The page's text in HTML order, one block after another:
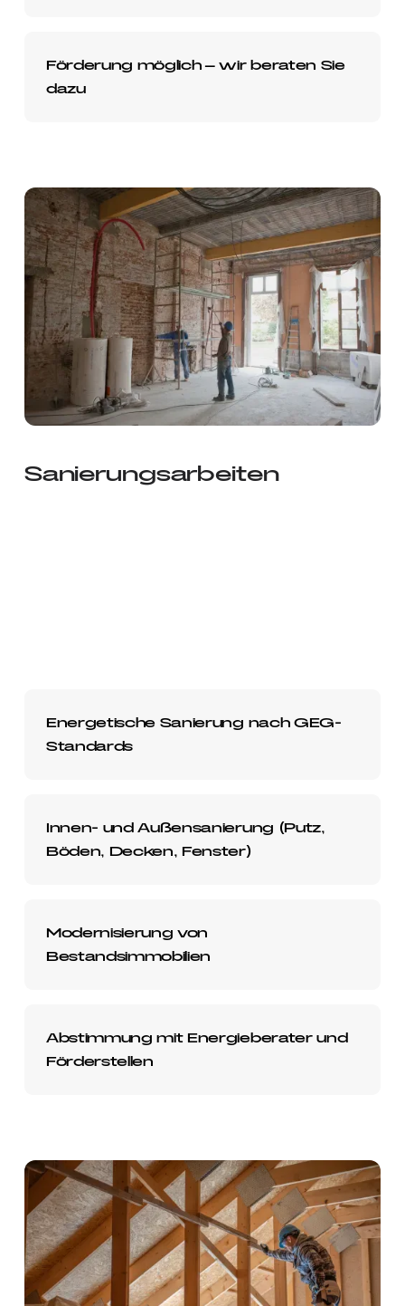
Förderung möglich – wir beraten Sie
dazu
Sanierungsarbeiten
Energetische Sanierung nach GEG-
Standards
Innen- und Außensanierung (Putz,
Böden, Decken, Fenster)
Modernisierung von
Bestandsimmobilien
Abstimmung mit Energieberater und
Förderstellen